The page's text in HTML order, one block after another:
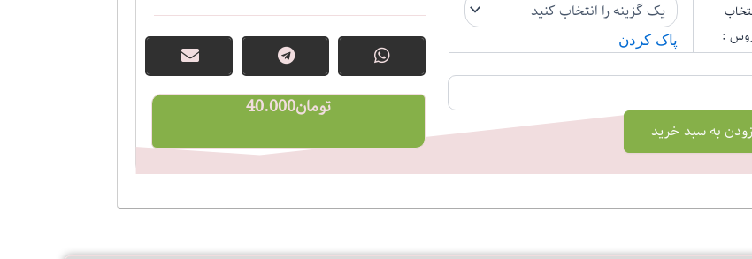
:
پاک کردن
به سبد خرید
تومان40.000